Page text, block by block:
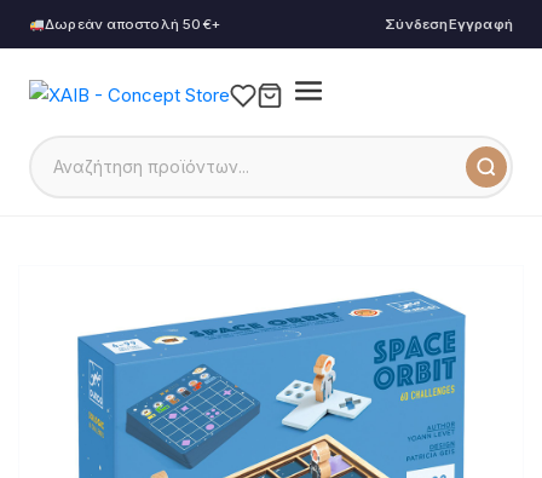
Δωρεάν αποστολή 50€+ ΣύνδεσηΕγγραφή